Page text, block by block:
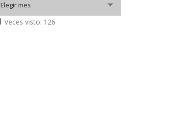
Elegir mes
Veces visto: 126